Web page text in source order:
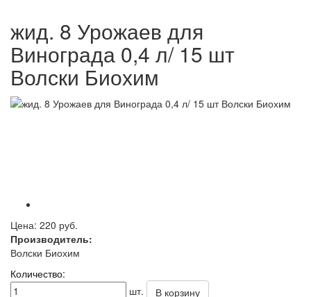
жид. 8 Урожаев для
Винограда 0,4 л/ 15 шт
Волски Биохим
Цена: 220 руб.
Производитель:
Волски Биохим
Количество:
шт.
В корзину